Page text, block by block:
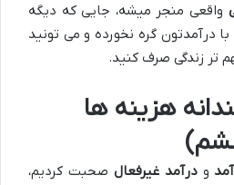
واقعی منجر میشه، جایی که دیگه
درآمدتون گره نخورده و می تونید
تر زندگی صرف کنید.
هزینه ها
ودرآمد غیرفعال صحبت کردیم،